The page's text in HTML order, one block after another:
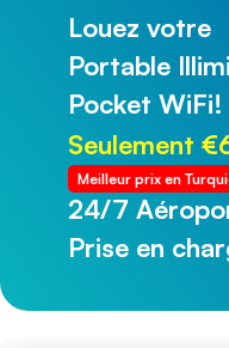
Louez votre
Portable
Pocket WiFi!
Seulement
Meilleur prix en
24/7
Prise en
24/7
Prise en